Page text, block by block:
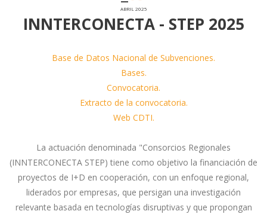
ABRIL 2025
INNTERCONECTA - STEP 2025
Base de Datos Nacional de Subvenciones.
Bases.
Convocatoria.
Extracto de la convocatoria.
Web CDTI.
La actuación denominada "Consorcios Regionales
(INNTERCONECTA STEP) tiene como objetivo la financiación de
proyectos de I+D en cooperación, con un enfoque regional,
liderados por empresas, que persigan una investigación
relevante basada en tecnologías disruptivas y que propongan